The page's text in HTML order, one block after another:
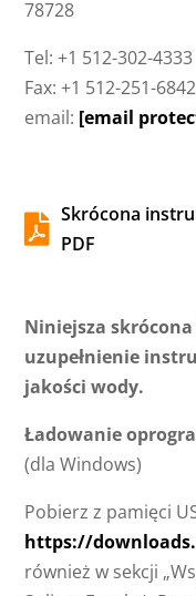
78728
Tel: +1 512-302-4333
Fax: +1 512-251-6842
email: [email
 Skrócona
PDF
Niniejsza
uzupełnienie
jakości wody.
Ładowanie
(dla Windows)
Pobierz z pamięci
https://
również w sekcji